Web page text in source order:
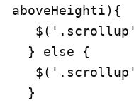
aboveHeighti){